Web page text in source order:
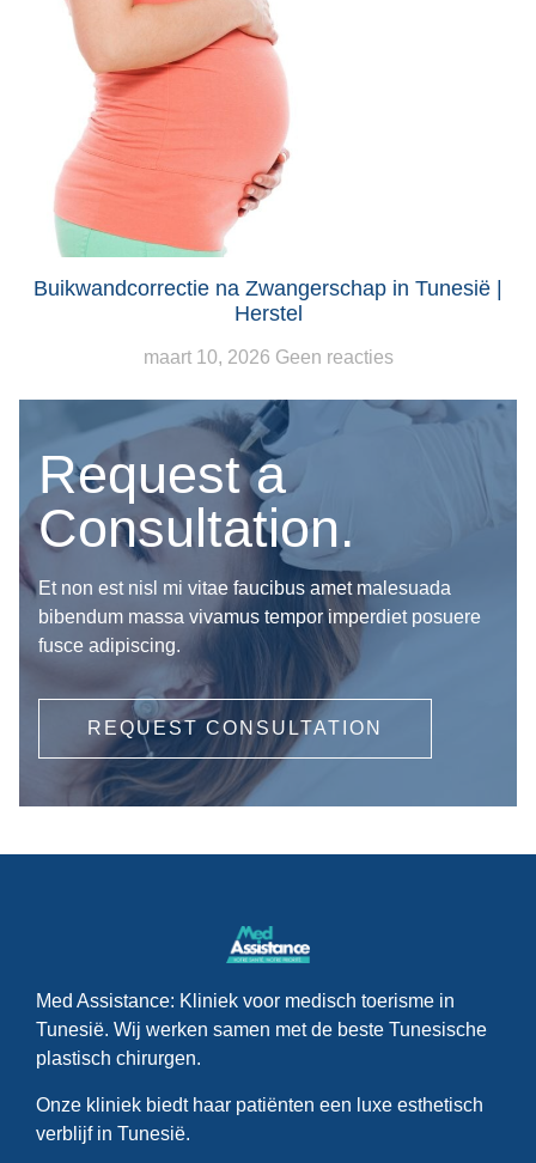
Buikwandcorrectie na Zwangerschap in Tunesië |
Herstel
maart 10, 2026 Geen reacties
Request a
Consultation.
Et non est nisl mi vitae faucibus amet malesuada
bibendum massa vivamus tempor imperdiet posuere
fusce adipiscing.
REQUEST CONSULTATION
Med Assistance: Kliniek voor medisch toerisme in
Tunesië. Wij werken samen met de beste Tunesische
plastisch chirurgen.
Onze kliniek biedt haar patiënten een luxe esthetisch
verblijf in Tunesië.